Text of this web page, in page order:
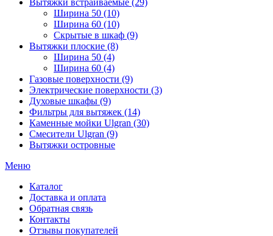
Вытяжки встраиваемые (29)
Ширина 50 (10)
Ширина 60 (10)
Скрытые в шкаф (9)
Вытяжки плоские (8)
Ширина 50 (4)
Ширина 60 (4)
Газовые поверхности (9)
Электрические поверхности (3)
Духовые шкафы (9)
Фильтры для вытяжек (14)
Каменные мойки Ulgran (30)
Смесители Ulgran (9)
Вытяжки островные
Меню
Каталог
Доставка и оплата
Обратная связь
Контакты
Отзывы покупателей